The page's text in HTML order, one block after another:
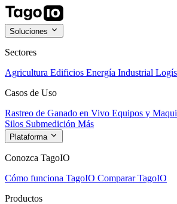
Soluciones
Sectores
Agricultura Edificios Energía Industrial
Casos de Uso
Rastreo de Ganado en Vivo Equipos y
Silos Submedición Más
Plataforma
Conozca TagoIO
Cómo funciona TagoIO Comparar TagoIO
Productos